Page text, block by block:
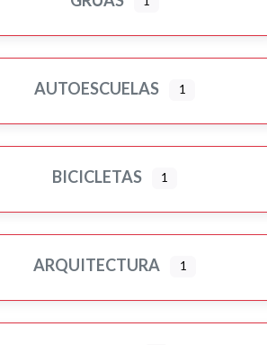
AUTOESCUELAS 1
BICICLETAS 1
ARQUITECTURA 1